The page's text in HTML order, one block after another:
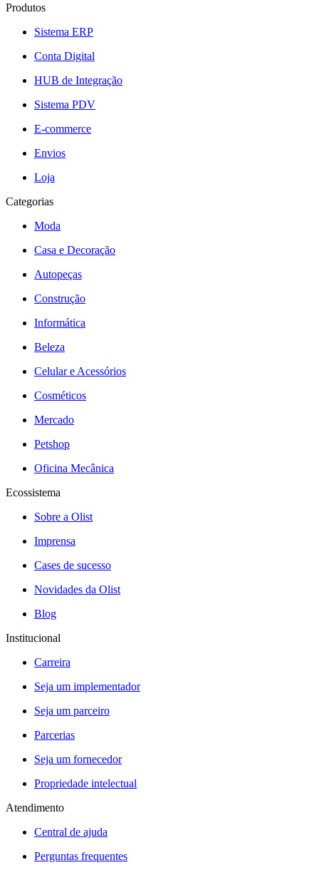
Produtos
Sistema ERP
Conta Digital
HUB de Integração
Sistema PDV
E-commerce
Envios
Loja
Categorias
Moda
Casa e Decoração
Autopeças
Construção
Informática
Beleza
Celular e Acessórios
Cosméticos
Mercado
Petshop
Oficina Mecânica
Ecossistema
Sobre a Olist
Imprensa
Cases de sucesso
Novidades da Olist
Blog
Institucional
Carreira
Seja um implementador
Seja um parceiro
Parcerias
Seja um fornecedor
Propriedade intelectual
Atendimento
Central de ajuda
Perguntas frequentes